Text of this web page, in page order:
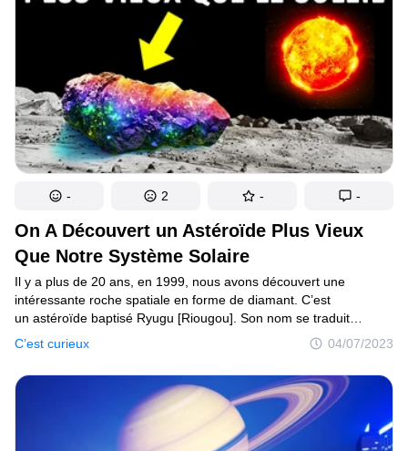
On A Découvert un Astéroïde Plus Vieux
Que Notre Système Solaire
C’est curieux 04/07/2023
Il y a plus de 20 ans, en 1999, nous avons découvert une
intéressante roche spatiale en forme de diamant. C’est
un astéroïde baptisé Ryugu [Riougou]. Son nom se traduit
en japonais par “palais du dragon”. Il existe d’ailleurs un conte
populaire japonais derrière ce nom. En résumé, il s’agirait d’un
palais magique, caché dans les profondeurs de l’eau. Dans cette
histoire, un pêcheur visite le palais après avoir voyagé sur le dos
d’une tortue, puis il revient à la surface avec une boîte
- 2 - -